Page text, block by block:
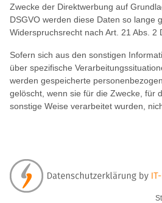
Zwecke der Direktwerbung auf
DSGVO werden diese Daten so lange
Widerspruchsrecht nach Art. 21 Abs. 2
Sofern sich aus den sonstigen
über spezifische
werden gespeicherte
gelöscht, wenn sie für die Zwecke, für
sonstige Weise verarbeitet wurden,